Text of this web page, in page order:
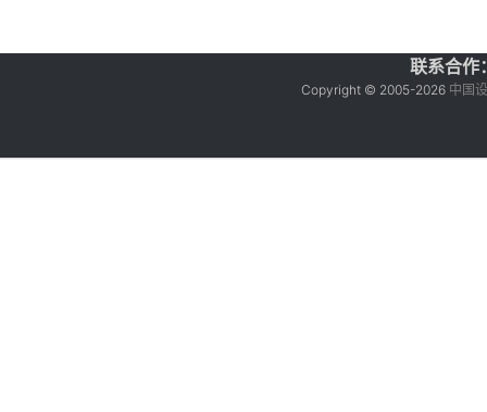
联系合作
Copyright © 2005-2026 中国